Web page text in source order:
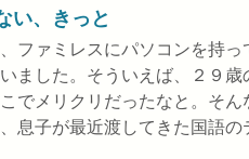
い、きっと
ファミレスにパソコンを持
ました。そういえば、２９
でメリクリだったなと。そ
息子が最近渡してきた国語の